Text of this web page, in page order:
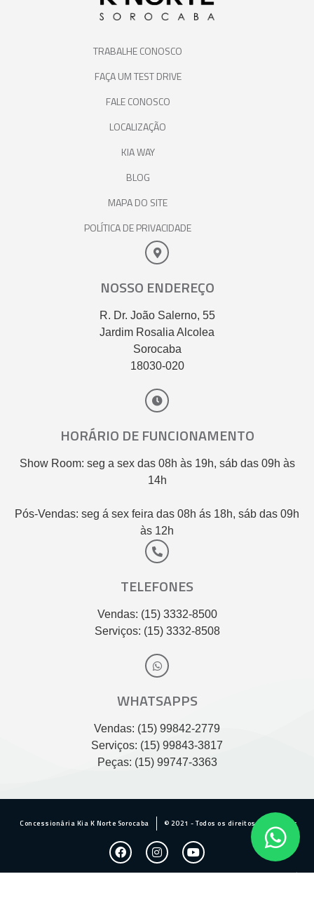
TRABALHE CONOSCO
FAÇA UM TEST DRIVE
FALE CONOSCO
LOCALIZAÇÃO
KIA WAY
BLOG
MAPA DO SITE
POLÍTICA DE PRIVACIDADE
NOSSO ENDEREÇO
R. Dr. João Salerno, 55
Jardim Rosalia Alcolea
Sorocaba
18030-020
HORÁRIO DE FUNCIONAMENTO
Show Room: seg a sex das 08h às 19h, sáb das 09h às
14h
Pós-Vendas: seg á sex feira das 08h ás 18h, sáb das 09h
às 12h
TELEFONES
Vendas: (15) 3332-8500
Serviços: (15) 3332-8508
WHATSAPPS
Vendas: (15) 99842-2779
Serviços: (15) 99843-3817
Peças: (15) 99747-3363
Concessionária Kia K Norte Sorocaba © 2021 - Todos os direitos reservados